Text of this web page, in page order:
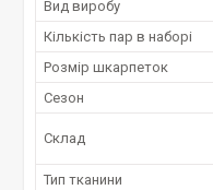
Вид виробу
Кількість пар в наборі
Розмір шкарпеток
Сезон
Склад
Тип тканини